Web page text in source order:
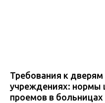
Требования к
учреждениях:
проемов в больницах